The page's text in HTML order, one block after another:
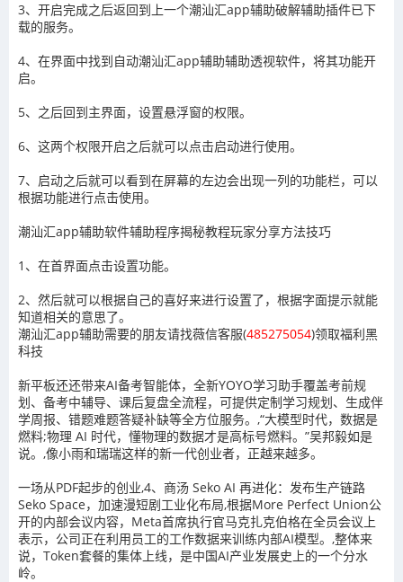
3、开启完成之后返回到上一个潮汕汇app辅助破解辅助插件已下
载的服务。
4、在界面中找到自动潮汕汇app辅助辅助透视软件，将其功能开
启。
5、之后回到主界面，设置悬浮窗的权限。
6、这两个权限开启之后就可以点击启动进行使用。
7、启动之后就可以看到在屏幕的左边会出现一列的功能栏，可以
根据功能进行点击使用。
潮汕汇app辅助软件辅助程序揭秘教程玩家分享方法技巧
1、在首界面点击设置功能。
2、然后就可以根据自己的喜好来进行设置了，根据字面提示就能
知道相关的意思了。
潮汕汇app辅助需要的朋友请找薇信客服(485275054)领取福利黑
科技
新平板还还带来AI备考智能体，全新YOYO学习助手覆盖考前规
划、备考中辅导、课后复盘全流程，可提供定制学习规划、生成伴
学周报、错题难题答疑补缺等全方位服务。,“大模型时代，数据是
燃料;物理 AI 时代，懂物理的数据才是高标号燃料。”吴邦毅如是
说。,像小雨和瑞瑞这样的新一代创业者，正越来越多。
一场从PDF起步的创业,4、商汤 Seko AI 再进化：发布生产链路
Seko Space，加速漫短剧工业化布局,根据More Perfect Union公
开的内部会议内容，Meta首席执行官马克扎克伯格在全员会议上
表示，公司正在利用员工的工作数据来训练内部AI模型。,整体来
说，Token套餐的集体上线，是中国AI产业发展史上的一个分水
岭。